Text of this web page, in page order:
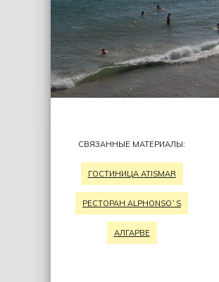
СВЯЗАННЫЕ МАТЕРИАЛЫ:
ГОСТИНИЦА ATISMAR
РЕСТОРАН ALPHONSO`S
АЛГАРВЕ